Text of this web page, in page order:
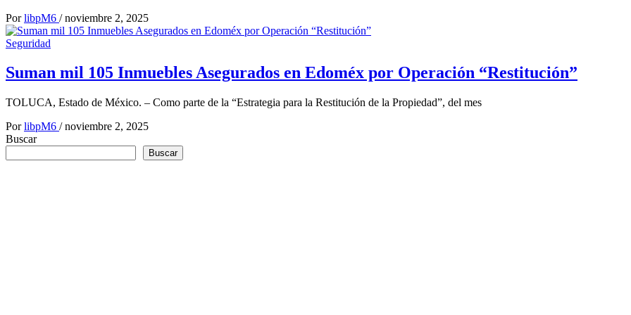
Por libpM6 / noviembre 2, 2025
Seguridad
Suman mil 105 Inmuebles Asegurados en Edoméx por Operación “Restitución”
TOLUCA, Estado de México. – Como parte de la “Estrategia para la Restitución de la Propiedad”, del mes
Por libpM6 / noviembre 2, 2025
Buscar
Buscar